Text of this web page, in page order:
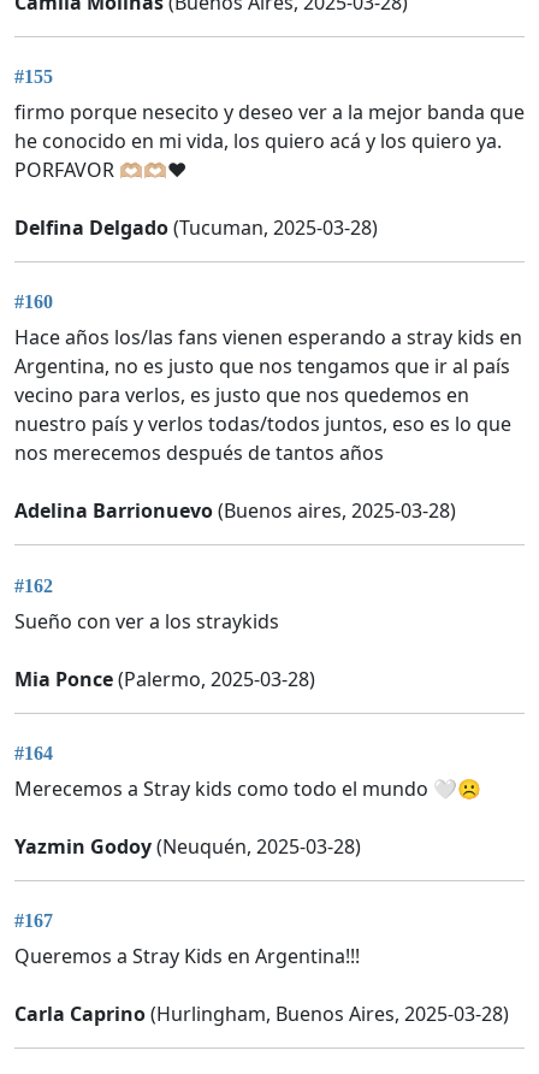
#155
firmo porque nesecito y deseo ver a la mejor banda que
he conocido en mi vida, los quiero acá y los quiero ya.
PORFAVOR 🫶🏼🫶🏼❤️
Delfina Delgado(Tucuman, 2025-03-28)
#160
Hace años los/las fans vienen esperando a stray kids en
Argentina, no es justo que nos tengamos que ir al país
vecino para verlos, es justo que nos quedemos en
nuestro país y verlos todas/todos juntos, eso es lo que
nos merecemos después de tantos años
Adelina Barrionuevo(Buenos aires, 2025-03-28)
#162
Sueño con ver a los straykids
Mia Ponce(Palermo, 2025-03-28)
#164
Merecemos a Stray kids como todo el mundo 🤍☹️
Yazmin Godoy(Neuquén, 2025-03-28)
#167
Queremos a Stray Kids en Argentina!!!
Carla Caprino(Hurlingham, Buenos Aires, 2025-03-28)